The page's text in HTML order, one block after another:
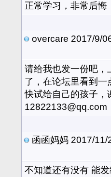
正常学习，非常后
overcare 2017/9/
请给我也发一份吧，
了，在论坛里看到一
快试给自己的孩子，
12822133@qq.com
函函妈妈 2017/11/
不知道还有没有 能